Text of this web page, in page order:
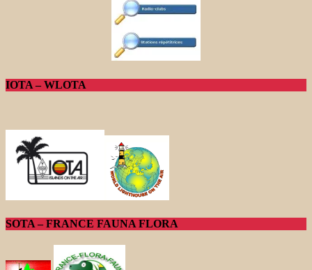
IOTA – WLOTA
SOTA – FRANCE FAUNA FLORA